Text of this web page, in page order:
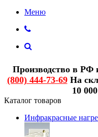
Меню
Производство в РФ
(800) 444-73-69На
10
Каталог товаров
Инфракрасные